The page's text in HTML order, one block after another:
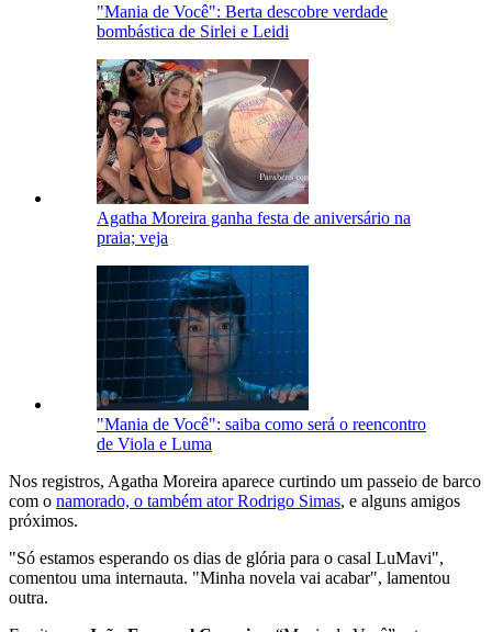
"Mania de Você": Berta descobre verdade
bombástica de Sirlei e Leidi
Agatha Moreira ganha festa de aniversário na
praia; veja
"Mania de Você": saiba como será o reencontro
de Viola e Luma
Nos registros, Agatha Moreira aparece curtindo um passeio de barco
com o namorado, o também ator Rodrigo Simas, e alguns amigos
próximos.
"Só estamos esperando os dias de glória para o casal LuMavi",
comentou uma internauta. "Minha novela vai acabar", lamentou
outra.